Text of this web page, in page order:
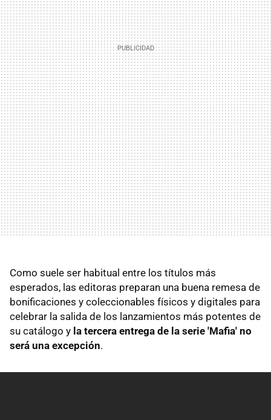
Como suele ser habitual entre los títulos más
esperados, las editoras preparan una buena remesa de
bonificaciones y coleccionables físicos y digitales para
celebrar la salida de los lanzamientos más potentes de
su catálogo y la tercera entrega de la serie 'Mafia' no
será una excepción.